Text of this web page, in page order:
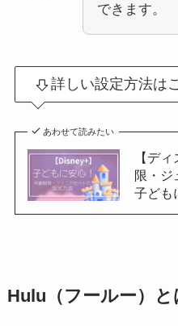
できます。
詳しい設定方法は
あわせて読みたい
【デ
限・ジ
子ども
Hulu（フールー）と